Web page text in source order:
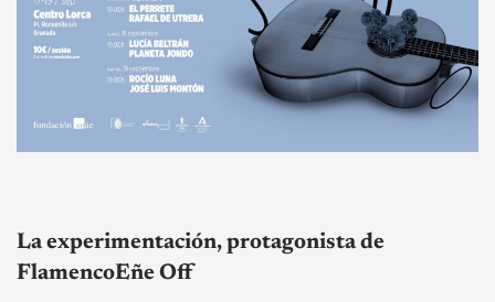
La experimentación, protagonista de
FlamencoEñe Off